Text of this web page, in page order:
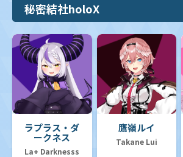
秘密結社holoX
ラプラス・ダ
ークネス
La+ Darknesss
鷹嶺ルイ
Takane Lui